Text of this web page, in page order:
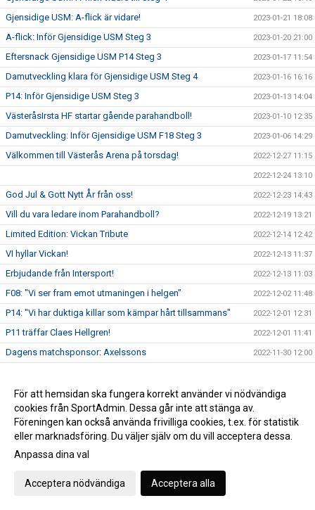
Gjensidige USM: A-flick är vidare! 2023-01-21 18:08
A-flick: Inför Gjensidige USM Steg 3 2023-01-20 21:00
Eftersnack Gjensidige USM P14 Steg 3 2023-01-17 11:54
Damutveckling klara för Gjensidige USM Steg 4 2023-01-16 16:16
P14: Inför Gjensidige USM Steg 3 2023-01-13 14:04
VästeråsIrsta HF startar gående parahandboll! 2023-01-10 12:35
Damutveckling: Inför Gjensidige USM F18 Steg 3 2023-01-06 14:29
Välkommen till Västerås Arena på torsdag! 2022-12-27 11:15
2022-12-24 13:10
God Jul & Gott Nytt År från oss! 2022-12-23 14:43
Vill du vara ledare inom Parahandboll? 2022-12-19 13:21
Limited Edition: Vickan Tribute 2022-12-14 12:42
VI hyllar Vickan! 2022-12-13 11:37
Erbjudande från Intersport! 2022-12-13 11:03
F08: "Vi ser fram emot utmaningen i helgen" 2022-12-02 11:48
P14: "Vi har duktiga killar som kämpar hårt tillsammans" 2022-12-01 12:31
P11 träffar Claes Hellgren! 2022-12-01 11:41
Dagens matchsponsor: Axelssons 2022-11-30 12:00
A-pojk: Seger i Hellton Cup! 2022-11-28 14:07
P0809: Inför Gjensidige USM Steg 2 2022-11-25 15:02
2022-11-24 09:44
Handbollsfest i Västerås Arena!
Vill du bli en lirare och träna handboll?
Lördagens 50/50-vinnare!
För att hemsidan ska fungera korrekt använder vi nödvändiga
cookies från SportAdmin. Dessa går inte att stänga av.
Föreningen kan också använda frivilliga cookies, t.ex. för statistik
eller marknadsföring. Du väljer själv om du vill acceptera dessa.
Anpassa dina val
Acceptera nödvändiga Acceptera alla